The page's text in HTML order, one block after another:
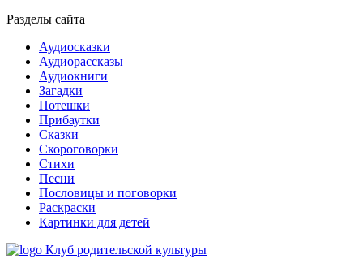
Разделы сайта
Аудиосказки
Аудиорассказы
Аудиокниги
Загадки
Потешки
Прибаутки
Сказки
Скороговорки
Стихи
Песни
Пословицы и поговорки
Раскраски
Картинки для детей
Клуб родительской культуры